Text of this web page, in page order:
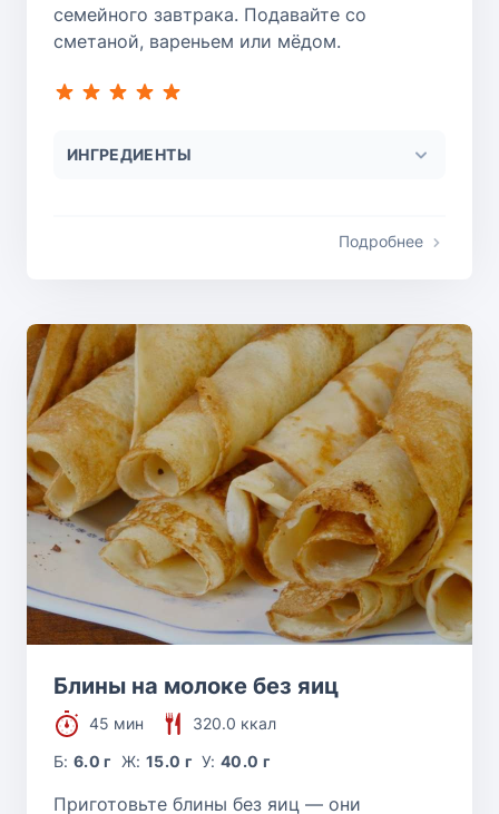
семейного завтрака. Подавайте со
сметаной, вареньем или мёдом.
ИНГРЕДИЕНТЫ
Подробнее
Блины на молоке без яиц
45 мин
320.0 ккал
Б:6.0 г Ж: 15.0 г У:40.0 г
Приготовьте блины без яиц — они